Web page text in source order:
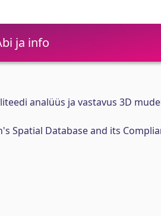
ja info
analüüs ja vastavus 3D
Spatial Database and its